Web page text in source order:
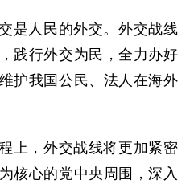
是人民的外交。外交战线
践行外交为民，全力办好
护我国公民、法人在海外
上，外交战线将更加紧密
核心的党中央周围，深入